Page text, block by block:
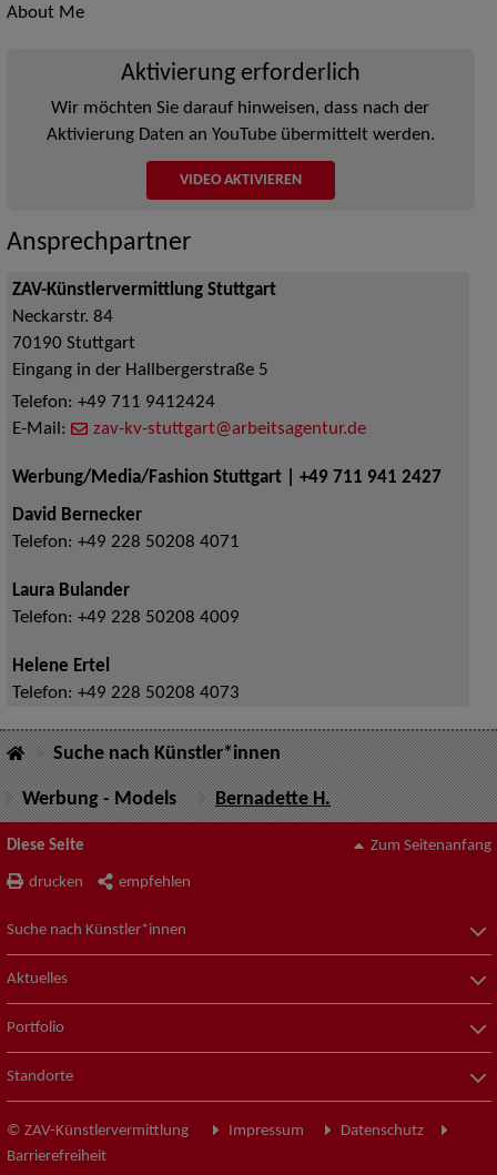
About Me
Aktivierung erforderlich
Wir möchten Sie darauf hinweisen, dass nach der
Aktivierung Daten an YouTube übermittelt werden.
VIDEO AKTIVIEREN
Ansprechpartner
ZAV-Künstlervermittlung Stuttgart
Neckarstr. 84
70190 Stuttgart
Eingang in der Hallbergerstraße 5
Telefon: +49 711 9412424
E-Mail:
zav-kv-stuttgart@arbeitsagentur.de
Werbung/Media/Fashion Stuttgart | +49 711 941 2427
David Bernecker
Telefon: +49 228 50208 4071
Laura Bulander
Telefon: +49 228 50208 4009
Helene Ertel
Telefon: +49 228 50208 4073
Suche nach Künstler*innen
Werbung - Models Bernadette H.
Diese Seite
drucken empfehlen
Zum Seitenanfang
Suche nach Künstler*innen
Aktuelles
Portfolio
Standorte
© ZAV-Künstlervermittlung Impressum
Datenschutz
Barrierefreiheit